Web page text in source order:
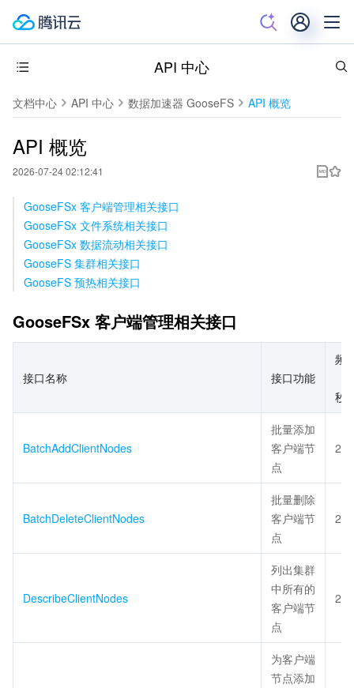
API 中心
文档中心 API 中心 数据加速器 GooseFS API 概览
API 概览
2026-07-24 02:12:41
GooseFSx 客户端管理相关接口
GooseFSx 文件系统相关接口
GooseFSx 数据流动相关接口
GooseFS 集群相关接口
GooseFS 预热相关接口
GooseFSx 客户端管理相关接口
接口名称 接口功能
频
秒
BatchAddClientNodes
批量添加
客户端节
点
20
BatchDeleteClientNodes
批量删除
客户端节
点
20
DescribeClientNodes
列出集群
中所有的
客户端节
点
20
为客户端
节点添加